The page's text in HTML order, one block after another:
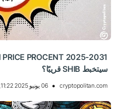
سيتخبط SHIB قريبًا؟
cryptopolitan.com 06 يونيو 2025 11:22, UTC